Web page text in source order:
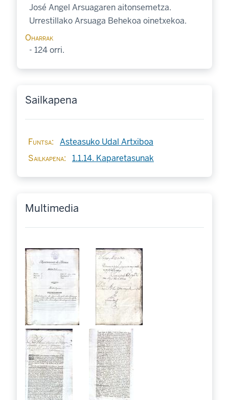
José Angel Arsuagaren aitonsemetza.
Urrestillako Arsuaga Behekoa oinetxekoa.
Oharrak
- 124 orri.
Sailkapena
Funtsa
Asteasuko Udal Artxiboa
Sailkapena
1.1.14. Kaparetasunak
Multimedia